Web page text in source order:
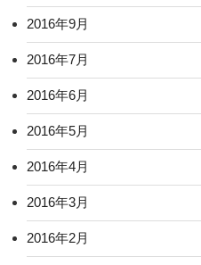
2016年9月
2016年7月
2016年6月
2016年5月
2016年4月
2016年3月
2016年2月